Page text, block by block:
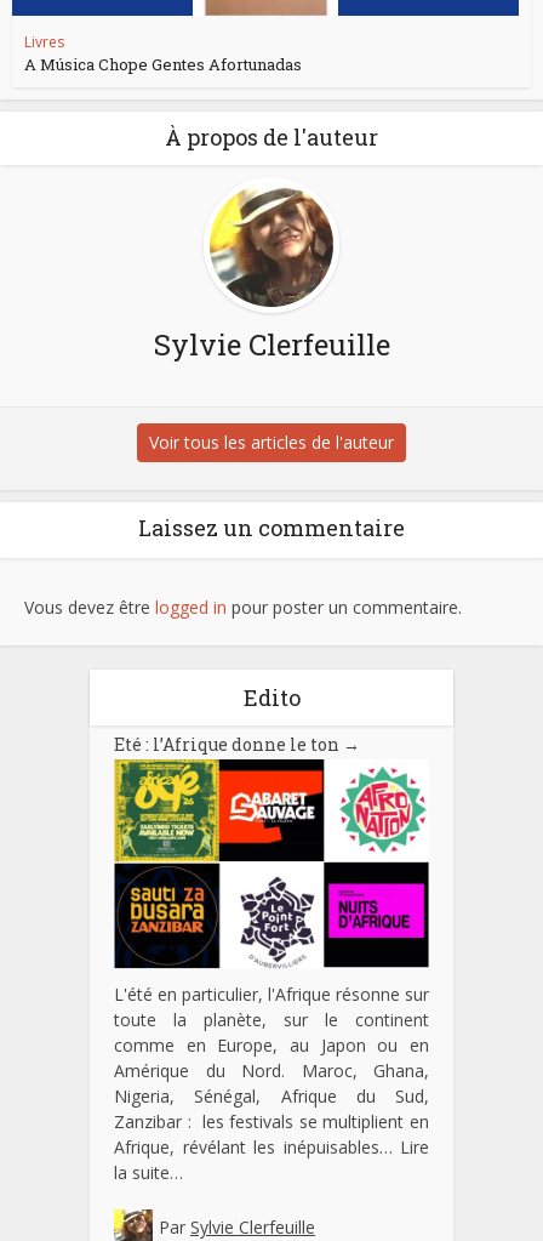
Livres
A Música Chope Gentes Afortunadas
À propos de l'auteur
Sylvie Clerfeuille
Voir tous les articles de l'auteur
Laissez un commentaire
Vous devez être logged in pour poster un commentaire.
Edito
Eté : l’Afrique donne le ton →
L'été en particulier, l'Afrique résonne sur
toute la planète, sur le continent
comme en Europe, au Japon ou en
Amérique du Nord. Maroc, Ghana,
Nigeria, Sénégal, Afrique du Sud,
Zanzibar : les festivals se multiplient en
Afrique, révélant les inépuisables… Lire
la suite…
Par Sylvie Clerfeuille